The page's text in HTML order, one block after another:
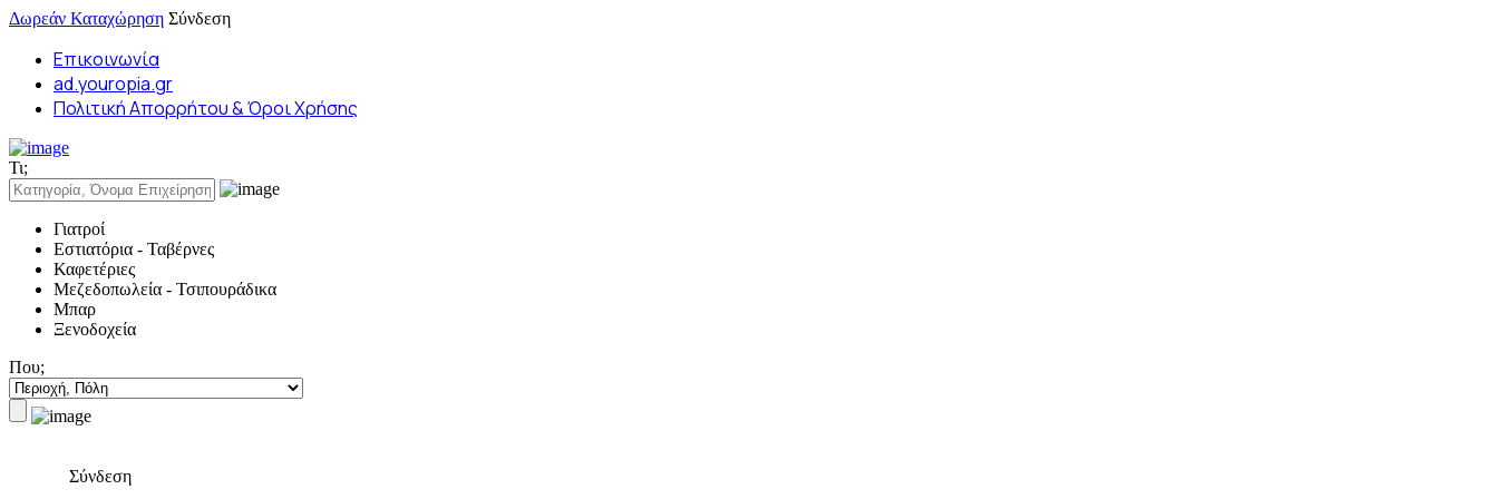
Δωρεάν Καταχώρηση Σύνδεση
Επικοινωνία
ad.youropia.gr
Πολιτική Απορρήτου & Όροι Χρήσης
Τι;
Γιατροί
Εστιατόρια - Ταβέρνες
Καφετέριες
Μεζεδοπωλεία - Τσιπουράδικα
Μπαρ
Ξενοδοχεία
Που;
Σύνδεση